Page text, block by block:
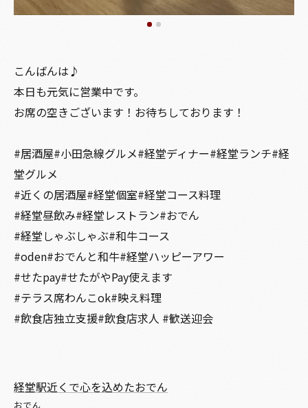
こんばんは♪
本日も元気に営業中です。
お席の空きございます！お待ちしております！
#居酒屋#小田急線グルメ#経堂ディナー#経堂ランチ#経
堂グルメ
#近くの居酒屋#経堂個室#経堂コース料理
#経堂昼飲み#経堂レストラン#おでん
#経堂しゃぶしゃぶ#和牛コース
#oden#おでんと和牛#経堂ハッピーアワー
#せたpay#せたがやPay使えます
#テラス席わんこok#映え料理
#飲食店独立支援#飲食店求人 #歓送迎会
経堂駅近くで心を込めたおでん
おでん